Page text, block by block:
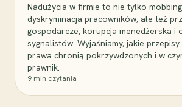
Nadużycia w firmie to nie tylko
dyskryminacja pracowników, ale też
gospodarcze, korupcja menedżerska i
sygnalistów. Wyjaśniamy, jakie
prawa chronią pokrzywdzonych i w
prawnik.
9 min czytania